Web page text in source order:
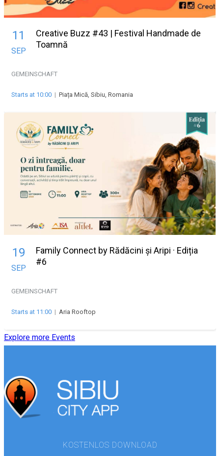
11
SEP
Creative Buzz #43 | Festival Handmade de
Toamnă
GEMEINSCHAFT
Starts at 10:00 | Piața Mică, Sibiu, Romania
19
SEP
Family Connect by Rădăcini și Aripi · Ediția
#6
GEMEINSCHAFT
Starts at 11:00 | Aria Rooftop
Explore more Events
KOSTENLOS DOWNLOAD